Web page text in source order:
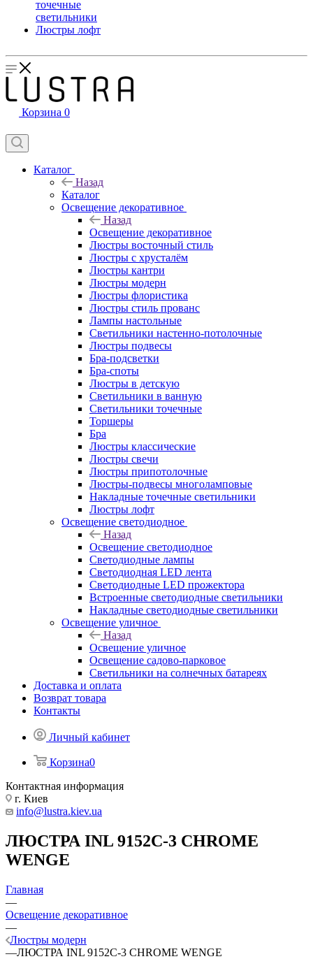
точечные
светильники
Люстры лофт
Корзина 0
Каталог
Назад
Каталог
Освещение декоративное
Назад
Освещение декоративное
Люстры восточный стиль
Люстры с хрусталём
Люстры кантри
Люстры модерн
Люстры флористика
Люстры стиль прованс
Лампы настольные
Светильники настенно-потолочные
Люстры подвесы
Бра-подсветки
Бра-споты
Люстры в детскую
Светильники в ванную
Светильники точечные
Торшеры
Бра
Люстры классические
Люстры свечи
Люстры припотолочные
Люстры-подвесы многоламповые
Накладные точечные светильники
Люстры лофт
Освещение светодиодное
Назад
Освещение светодиодное
Светодиодные лампы
Светодиодная LED лента
Светодиодные LED прожектора
Встроенные светодиодные светильники
Накладные светодиодные светильники
Освещение уличное
Назад
Освещение уличное
Освещение садово-парковое
Светильники на солнечных батареях
Доставка и оплата
Возврат товара
Контакты
Личный кабинет
Корзина0
Контактная информация
г. Киев
info@lustra.kiev.ua
ЛЮСТРА INL 9152C-3 CHROME
WENGE
Главная
—
Освещение декоративное
—
Люстры модерн
—ЛЮСТРА INL 9152C-3 CHROME WENGE